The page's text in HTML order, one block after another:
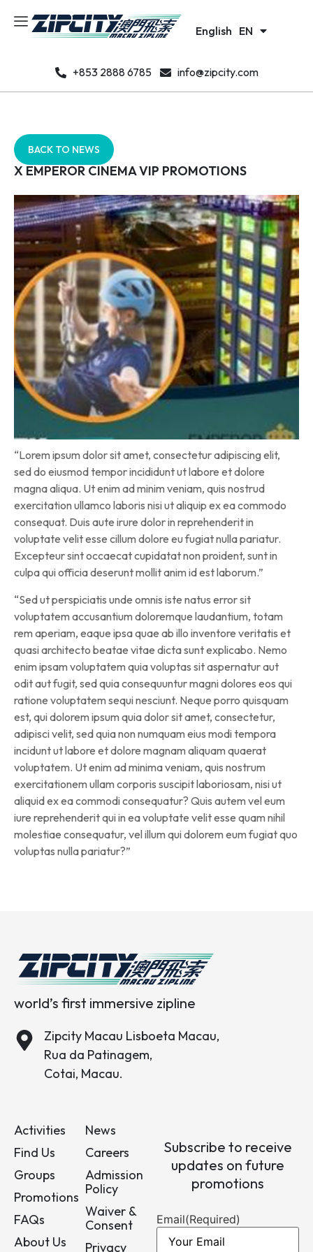
English EN
한국어 KO
+853 2888 6785 info@zipcity.com
X EMPEROR CINEMA VIP PROMOTIONS
BACK TO NEWS
“Lorem ipsum dolor sit amet, consectetur adipiscing elit,
sed do eiusmod tempor incididunt ut labore et dolore
magna aliqua. Ut enim ad minim veniam, quis nostrud
exercitation ullamco laboris nisi ut aliquip ex ea commodo
consequat. Duis aute irure dolor in reprehenderit in
voluptate velit esse cillum dolore eu fugiat nulla pariatur.
Excepteur sint occaecat cupidatat non proident, sunt in
culpa qui officia deserunt mollit anim id est laborum.”
“Sed ut perspiciatis unde omnis iste natus error sit
voluptatem accusantium doloremque laudantium, totam
rem aperiam, eaque ipsa quae ab illo inventore veritatis et
quasi architecto beatae vitae dicta sunt explicabo. Nemo
enim ipsam voluptatem quia voluptas sit aspernatur aut
odit aut fugit, sed quia consequuntur magni dolores eos qui
ratione voluptatem sequi nesciunt. Neque porro quisquam
est, qui dolorem ipsum quia dolor sit amet, consectetur,
adipisci velit, sed quia non numquam eius modi tempora
incidunt ut labore et dolore magnam aliquam quaerat
voluptatem. Ut enim ad minima veniam, quis nostrum
exercitationem ullam corporis suscipit laboriosam, nisi ut
aliquid ex ea commodi consequatur? Quis autem vel eum
iure reprehenderit qui in ea voluptate velit esse quam nihil
molestiae consequatur, vel illum qui dolorem eum fugiat quo
voluptas nulla pariatur?”
world’s first immersive zipline
Zipcity Macau Lisboeta Macau,
Rua da Patinagem,
Cotai, Macau.
Activities
Find Us
Groups
Promotions
FAQs
About Us
News
Careers
Admission
Policy
Waiver &
Consent
Privacy
Subscribe to receive
updates on future
promotions
Email(Required)